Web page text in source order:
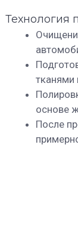
Технология
тканями
основе
После